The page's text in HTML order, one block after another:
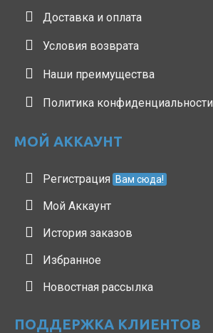
Доставка и оплата
Условия возврата
Наши преимущества
Политика конфиденциальности
МОЙ АККАУНТ
Регистрация Вам сюда!
Мой Аккаунт
История заказов
Избранное
Новостная рассылка
ПОДДЕРЖКА КЛИЕНТОВ